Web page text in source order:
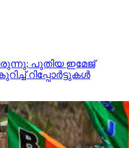
പുതിയ ഇമേജ്
റിപ്പോര്‍ട്ടുകള്‍